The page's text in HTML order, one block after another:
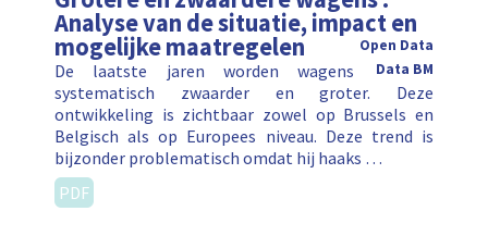
Analyse van de situatie, impact en
mogelijke maatregelen
Open Data
Data BM
De laatste jaren worden wagens
systematisch zwaarder en groter. Deze
ontwikkeling is zichtbaar zowel op Brussels en
Belgisch als op Europees niveau. Deze trend is
bijzonder problematisch omdat hij haaks …
PDF